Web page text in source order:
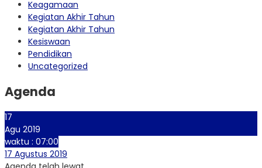
Keagamaan
Kegiatan Akhir Tahun
Kegiatan Akhir Tahun
Kesiswaan
Pendidikan
Uncategorized
Agenda
17
Agu 2019
waktu : 07:00
17 Agustus 2019